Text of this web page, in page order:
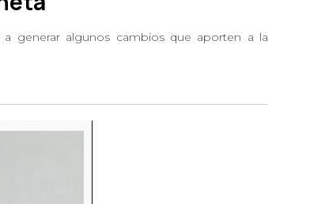
generar algunos cambios que aporten a la